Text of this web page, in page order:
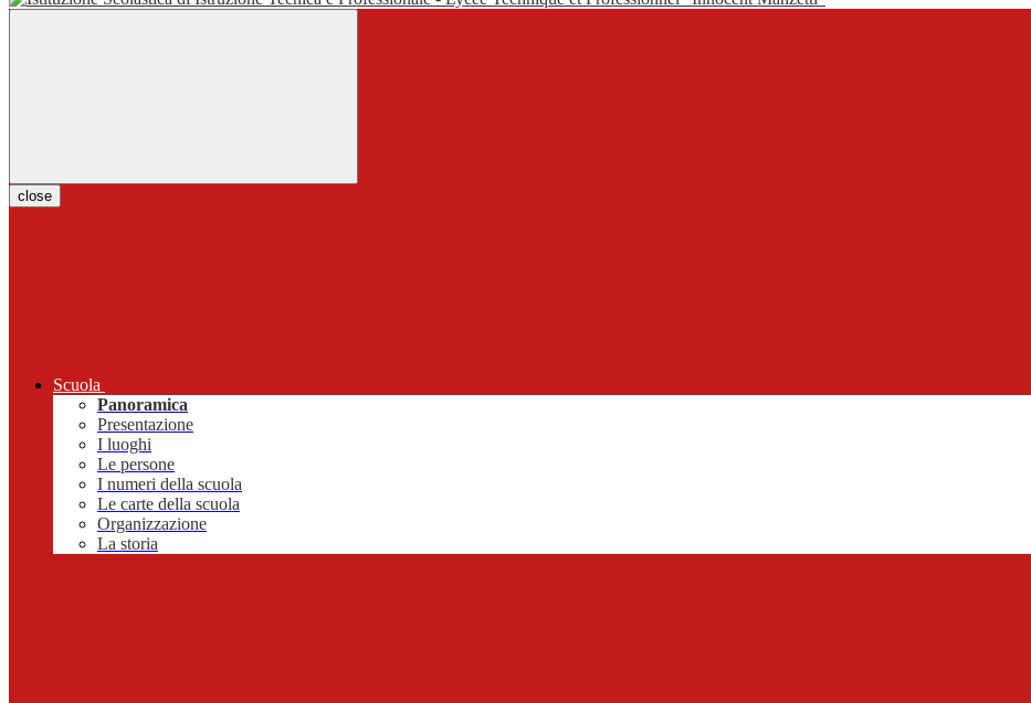
close
Scuola
Panoramica
Presentazione
I luoghi
Le persone
I numeri della scuola
Le carte della scuola
Organizzazione
La storia